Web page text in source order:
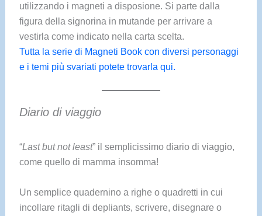
utilizzando i magneti a disposione. Si parte dalla
figura della signorina in mutande per arrivare a
vestirla come indicato nella carta scelta.
Tutta la serie di Magneti Book con diversi personaggi
e i temi più svariati potete trovarla qui.
Diario di viaggio
“Last but not least” il semplicissimo diario di viaggio,
come quello di mamma insomma!
Un semplice quadernino a righe o quadretti in cui
incollare ritagli di depliants, scrivere, disegnare o